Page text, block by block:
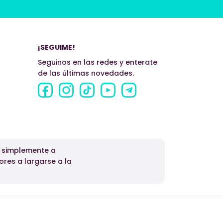
¡SEGUIME!
Seguinos en las redes y enterate
de las últimas novedades.
a
a largarse a la